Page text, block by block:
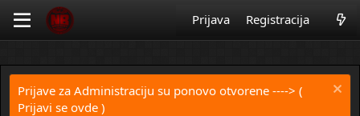
Prijava Registracija
Prijave za Administraciju su ponovo otvorene ----> (
Prijavi se ovde )